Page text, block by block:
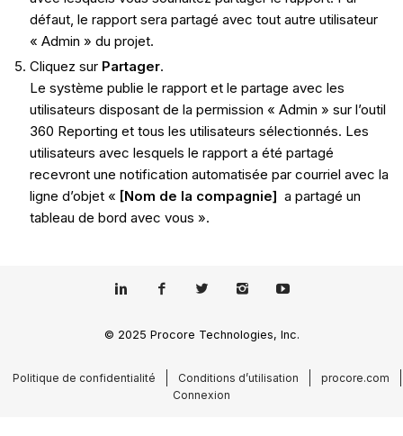
défaut, le rapport sera partagé avec tout autre utilisateur
« Admin » du projet.
Cliquez sur Partager.
Le système publie le rapport et le partage avec les
utilisateurs disposant de la permission « Admin » sur l’outil
360 Reporting et tous les utilisateurs sélectionnés. Les
utilisateurs avec lesquels le rapport a été partagé
recevront une notification automatisée par courriel avec la
ligne d’objet « [Nom de la compagnie] a partagé un
tableau de bord avec vous ».
© 2025 Procore Technologies, Inc.
Politique de confidentialité Conditions d’utilisation
procore.com
Connexion